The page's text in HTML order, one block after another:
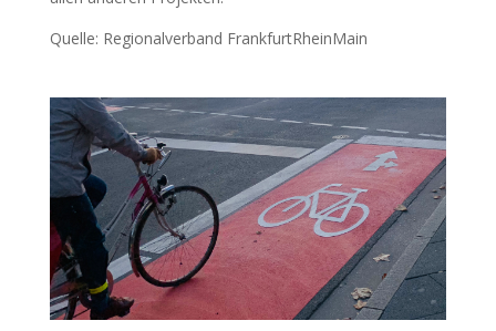
Quelle: Regionalverband FrankfurtRheinMain